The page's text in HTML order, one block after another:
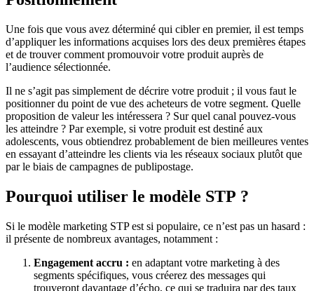
Une fois que vous avez déterminé qui cibler en premier, il est temps
d’appliquer les informations acquises lors des deux premières étapes
et de trouver comment promouvoir votre produit auprès de
l’audience sélectionnée.
Il ne s’agit pas simplement de décrire votre produit ; il vous faut le
positionner du point de vue des acheteurs de votre segment. Quelle
proposition de valeur les intéressera ? Sur quel canal pouvez-vous
les atteindre ? Par exemple, si votre produit est destiné aux
adolescents, vous obtiendrez probablement de bien meilleures ventes
en essayant d’atteindre les clients via les réseaux sociaux plutôt que
par le biais de campagnes de publipostage.
Pourquoi utiliser le modèle STP ?
Si le modèle marketing STP est si populaire, ce n’est pas un hasard :
il présente de nombreux avantages, notamment :
Engagement accru : en adaptant votre marketing à des
segments spécifiques, vous créerez des messages qui
trouveront davantage d’écho, ce qui se traduira par des taux